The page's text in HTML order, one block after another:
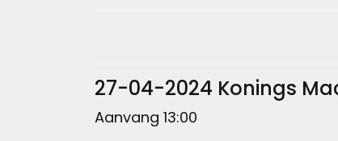
27-04-2024 Konings
Aanvang 13:00